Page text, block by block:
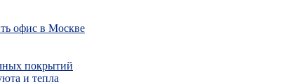
офис в Москве
покрытий
и тепла